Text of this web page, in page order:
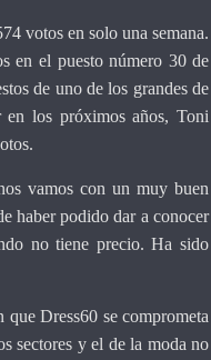
votos en solo una semana.
en el puesto número 30 de
de uno de los grandes de
los próximos años, Toni
vamos con un muy buen
haber podido dar a conocer
no tiene precio. Ha sido
Dress60 se comprometa
sectores y el de la moda no